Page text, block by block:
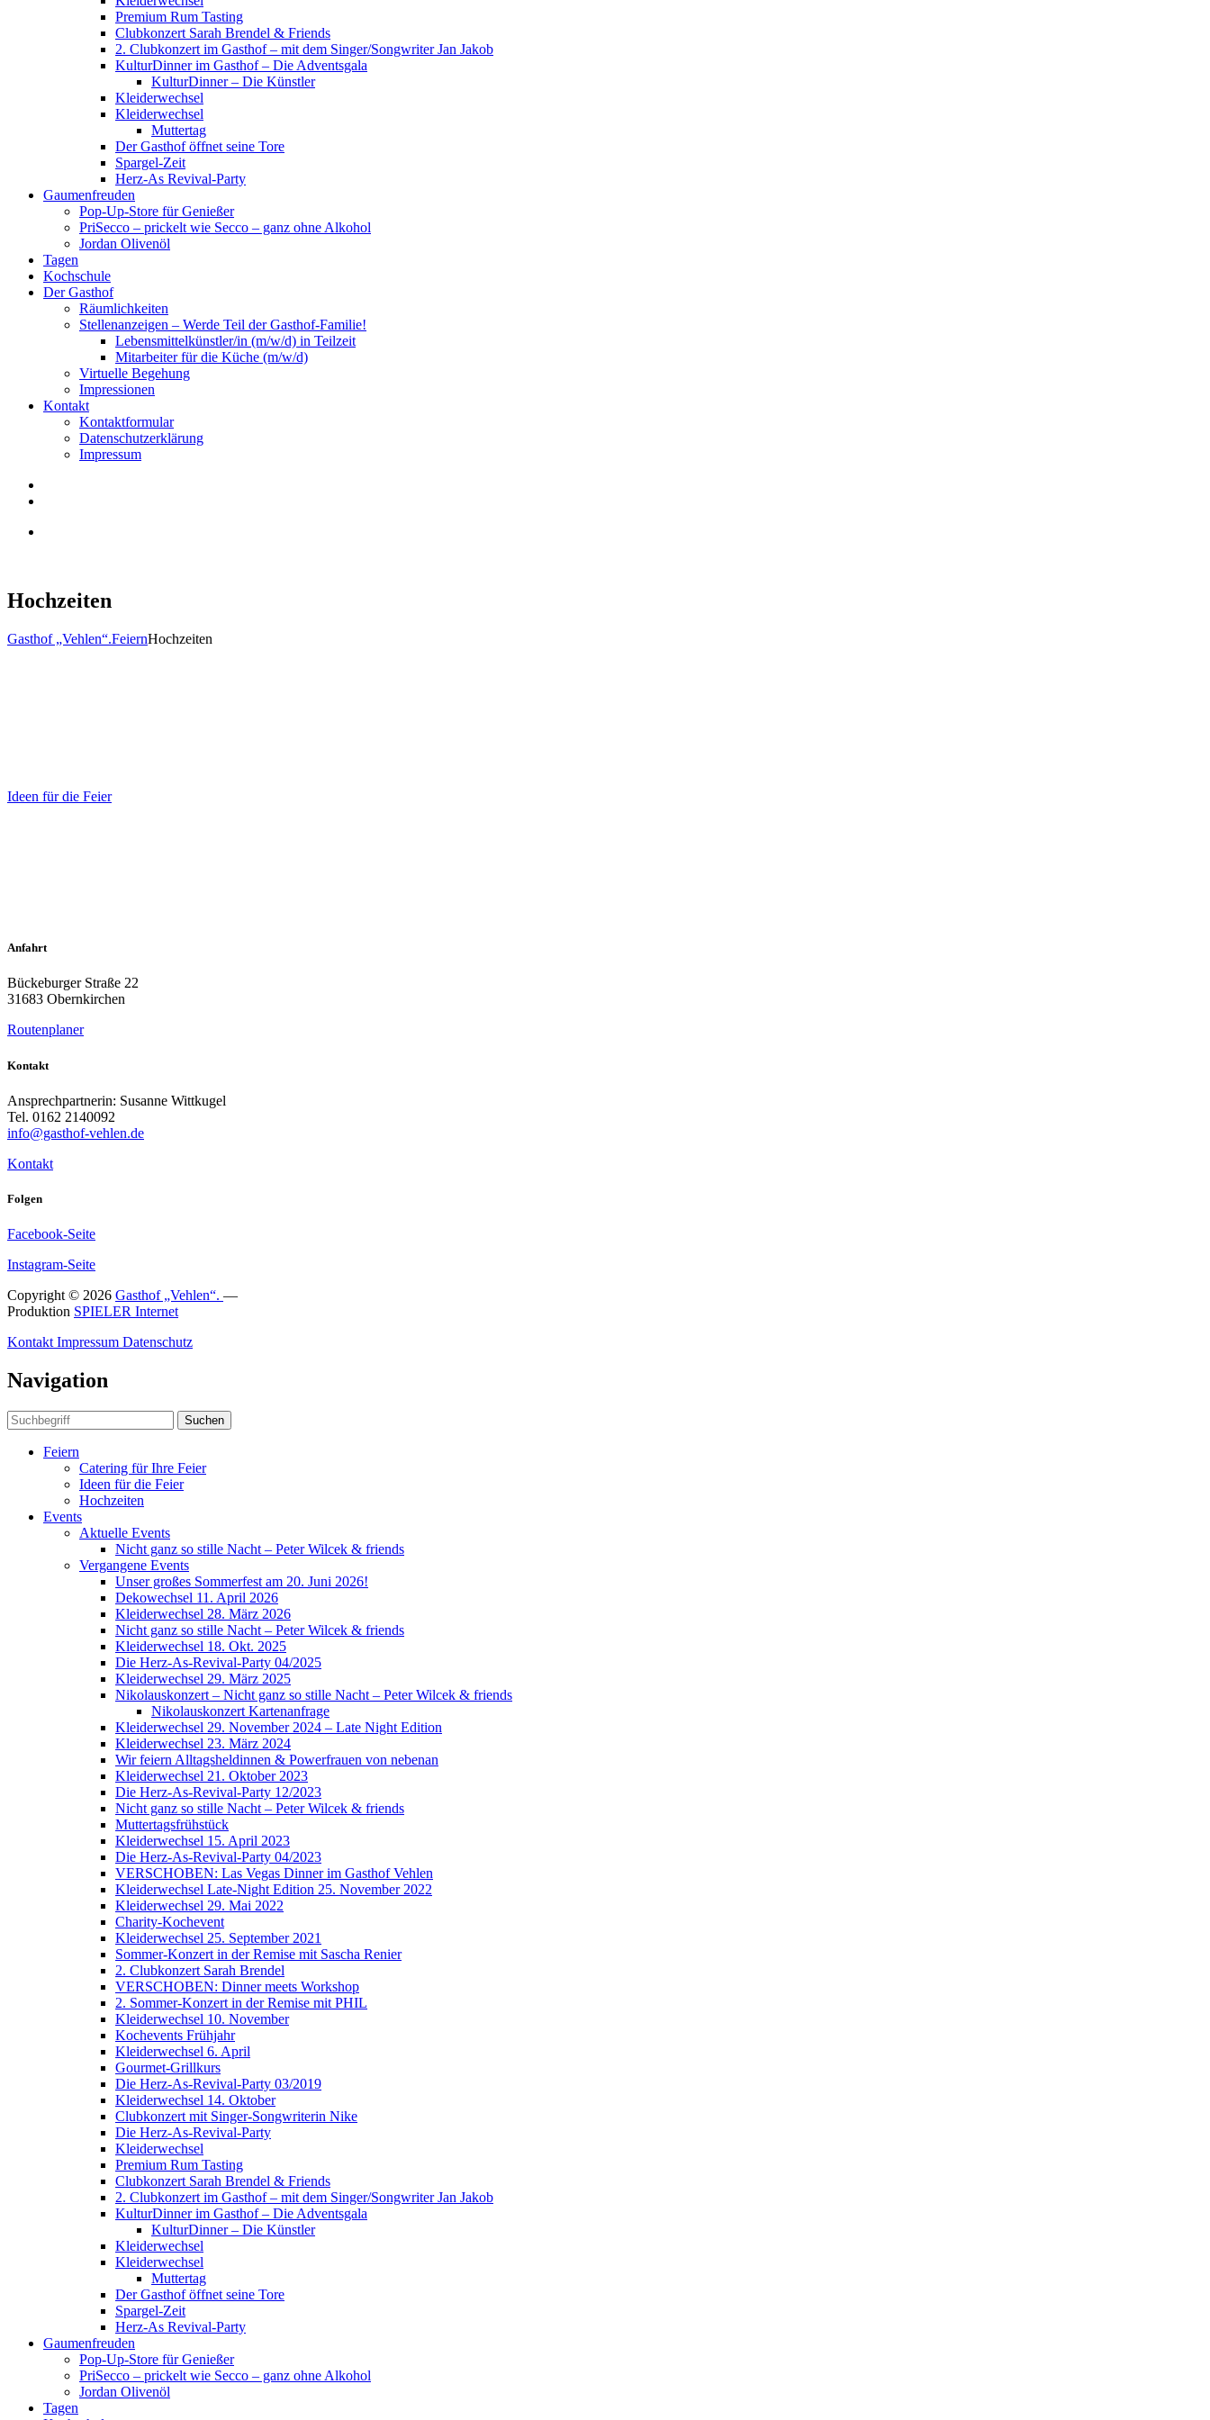
Premium Rum Tasting
Clubkonzert Sarah Brendel & Friends
2. Clubkonzert im Gasthof – mit dem Singer/Songwriter Jan Jakob
KulturDinner im Gasthof – Die Adventsgala
KulturDinner – Die Künstler
Kleiderwechsel
Kleiderwechsel
Muttertag
Der Gasthof öffnet seine Tore
Spargel-Zeit
Herz-As Revival-Party
Gaumenfreuden
Pop-Up-Store für Genießer
PriSecco – prickelt wie Secco – ganz ohne Alkohol
Jordan Olivenöl
Tagen
Kochschule
Der Gasthof
Räumlichkeiten
Stellenanzeigen – Werde Teil der Gasthof-Familie!
Lebensmittelkünstler/in (m/w/d) in Teilzeit
Mitarbeiter für die Küche (m/w/d)
Virtuelle Begehung
Impressionen
Kontakt
Kontaktformular
Datenschutzerklärung
Impressum
Hochzeiten
Gasthof „Vehlen“.FeiernHochzeiten
Ideen für die Feier
Anfahrt
Bückeburger Straße 22
31683 Obernkirchen
Routenplaner
Kontakt
Ansprechpartnerin: Susanne Wittkugel
Tel. 0162 2140092
info@gasthof-vehlen.de
Kontakt
Folgen
Facebook-Seite
Instagram-Seite
Copyright © 2026 Gasthof „Vehlen“. —
Produktion SPIELER Internet
Kontakt Impressum Datenschutz
Navigation
Suchen
Feiern
Catering für Ihre Feier
Ideen für die Feier
Hochzeiten
Events
Aktuelle Events
Nicht ganz so stille Nacht – Peter Wilcek & friends
Vergangene Events
Unser großes Sommerfest am 20. Juni 2026!
Dekowechsel 11. April 2026
Kleiderwechsel 28. März 2026
Nicht ganz so stille Nacht – Peter Wilcek & friends
Kleiderwechsel 18. Okt. 2025
Die Herz-As-Revival-Party 04/2025
Kleiderwechsel 29. März 2025
Nikolauskonzert – Nicht ganz so stille Nacht – Peter Wilcek & friends
Nikolauskonzert Kartenanfrage
Kleiderwechsel 29. November 2024 – Late Night Edition
Kleiderwechsel 23. März 2024
Wir feiern Alltagsheldinnen & Powerfrauen von nebenan
Kleiderwechsel 21. Oktober 2023
Die Herz-As-Revival-Party 12/2023
Nicht ganz so stille Nacht – Peter Wilcek & friends
Muttertagsfrühstück
Kleiderwechsel 15. April 2023
Die Herz-As-Revival-Party 04/2023
VERSCHOBEN: Las Vegas Dinner im Gasthof Vehlen
Kleiderwechsel Late-Night Edition 25. November 2022
Kleiderwechsel 29. Mai 2022
Charity-Kochevent
Kleiderwechsel 25. September 2021
Sommer-Konzert in der Remise mit Sascha Renier
2. Clubkonzert Sarah Brendel
VERSCHOBEN: Dinner meets Workshop
2. Sommer-Konzert in der Remise mit PHIL
Kleiderwechsel 10. November
Kochevents Frühjahr
Kleiderwechsel 6. April
Gourmet-Grillkurs
Die Herz-As-Revival-Party 03/2019
Kleiderwechsel 14. Oktober
Clubkonzert mit Singer-Songwriterin Nike
Die Herz-As-Revival-Party
Kleiderwechsel
Premium Rum Tasting
Clubkonzert Sarah Brendel & Friends
2. Clubkonzert im Gasthof – mit dem Singer/Songwriter Jan Jakob
KulturDinner im Gasthof – Die Adventsgala
KulturDinner – Die Künstler
Kleiderwechsel
Kleiderwechsel
Muttertag
Der Gasthof öffnet seine Tore
Spargel-Zeit
Herz-As Revival-Party
Gaumenfreuden
Pop-Up-Store für Genießer
PriSecco – prickelt wie Secco – ganz ohne Alkohol
Jordan Olivenöl
Tagen